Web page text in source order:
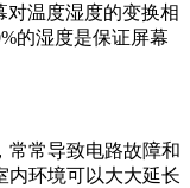
对温度湿度的变换相
的湿度是保证屏幕
常常导致电路故障和
内环境可以大大延长